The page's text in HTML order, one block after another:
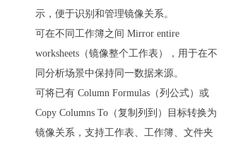
示，便于识别和管理镜像关系。
可在不同工作簿之间 Mirror entire
worksheets（镜像整个工作表），用于在不
同分析场景中保持同一数据来源。
可将已有 Column Formulas（列公式）或
Copy Columns To（复制列到）目标转换为
镜像关系，支持工作表、工作簿、文件夹